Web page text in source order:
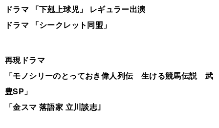
ドラマ 「下剋上球児」 レギュラー出演
ドラマ 「シークレット同盟」
再現ドラマ
「モノシリーのとっておき偉人列伝 生ける競馬伝説 武
豊SP」
「金スマ 落語家 立川談志｣